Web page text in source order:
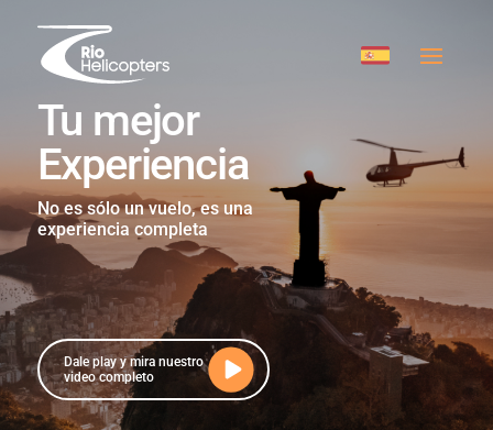
Tu mejor
Experiencia
No es sólo un vuelo, es una
experiencia completa
Dale play y mira nuestro
video completo